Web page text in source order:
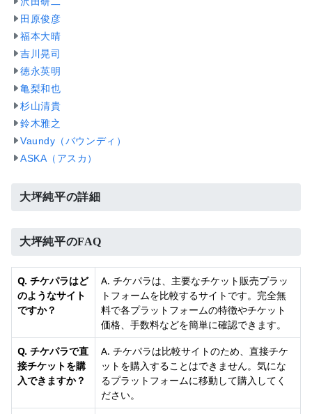
田原俊彦
福本大晴
吉川晃司
徳永英明
亀梨和也
杉山清貴
鈴木雅之
Vaundy（バウンディ）
ASKA（アスカ）
大坪純平の詳細
大坪純平のFAQ
Q. チケパラはど
のようなサイト
ですか？
A. チケパラは、主要なチケット販売プラッ
トフォームを比較するサイトです。完全無
料で各プラットフォームの特徴やチケット
価格、手数料などを簡単に確認できます。
Q. チケパラで直
接チケットを購
入できますか？
A. チケパラは比較サイトのため、直接チケ
ットを購入することはできません。気にな
るプラットフォームに移動して購入してく
ださい。